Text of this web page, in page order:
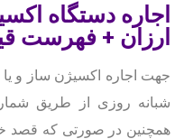
اجاره دستگاه
ارزان + فهرست
جهت اجاره اکسیژن ساز و
شبانه روزی از طریق
همچنین در صورتی که قصد